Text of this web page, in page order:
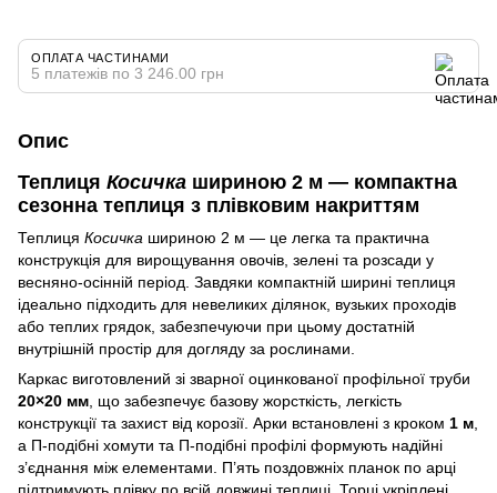
ОПЛАТА ЧАСТИНАМИ
5 платежів по 3 246.00 грн
Опис
Теплиця Косичка шириною 2 м — компактна
сезонна теплиця з плівковим накриттям
Теплиця Косичка шириною 2 м — це легка та практична
конструкція для вирощування овочів, зелені та розсади у
весняно‑осінній період. Завдяки компактній ширині теплиця
ідеально підходить для невеликих ділянок, вузьких проходів
або теплих грядок, забезпечуючи при цьому достатній
внутрішній простір для догляду за рослинами.
Каркас виготовлений зі зварної оцинкованої профільної труби
20×20 мм , що забезпечує базову жорсткість, легкість
конструкції та захист від корозії. Арки встановлені з кроком 1 м
а П‑подібні хомути та П‑подібні профілі формують надійні
з’єднання між елементами. П’ять поздовжніх планок по арці